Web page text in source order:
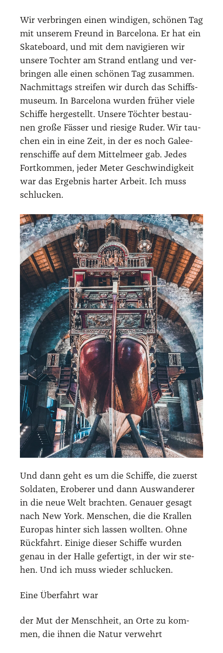
Wir ver­brin­gen einen win­di­gen, schö­nen Tag
mit unse­rem Freund in Bar­ce­lo­na. Er hat ein
Skate­board, und mit dem navi­gie­ren wir
unse­re Toch­ter am Strand ent­lang und ver­
brin­gen alle einen schö­nen Tag zusam­men.
Nach­mit­tags strei­fen wir durch das Schiffs­
mu­se­um. In Bar­ce­lo­na wur­den frü­her vie­le
Schif­fe her­ge­stellt. Unse­re Töch­ter bestau­
nen gro­ße Fäs­ser und rie­si­ge Ruder. Wir tau­
chen ein in eine Zeit, in der es noch Galee­
ren­schif­fe auf dem Mit­tel­meer gab. Jedes
Fort­kom­men, jeder Meter Geschwin­dig­keit
war das Ergeb­nis har­ter Arbeit. Ich muss
schlu­cken.
Und dann geht es um die Schif­fe, die zuerst
Sol­da­ten, Erobe­rer und dann Aus­wan­de­rer
in die neue Welt brach­ten. Genau­er gesagt
nach New York. Men­schen, die die Kral­len
Euro­pas hin­ter sich las­sen woll­ten. Ohne
Rück­fahrt. Eini­ge die­ser Schif­fe wur­den
genau in der Hal­le gefer­tigt, in der wir ste­
hen. Und ich muss wie­der schlu­cken.
Eine Über­fahrt war
der Mut der Mensch­heit, an Orte zu kom­
men, die ihnen die Natur ver­wehrt